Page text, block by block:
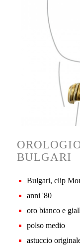
BULGARI
Bulgari, clip
anni '80
oro bianco e
polso medio
astuccio